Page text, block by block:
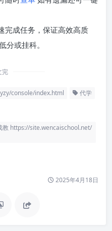
完成任务，保证高效高质
分或挂科。
完
console/index.html 代学
教 https://site.wencaischool.net/
2025年4月18日